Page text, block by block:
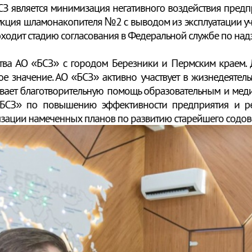
минимизация негативного воздействия
шламонакопителя №2 с выводом из эксплуатации
стадию согласования в Федеральной службе по
АО «БСЗ» с городом Березники и Пермским краем.
АО «БСЗ» активно участвует в
благотворительную помощь образовательным и
по повышению эффективности предприятия и
намеченных планов по развитию старейшего